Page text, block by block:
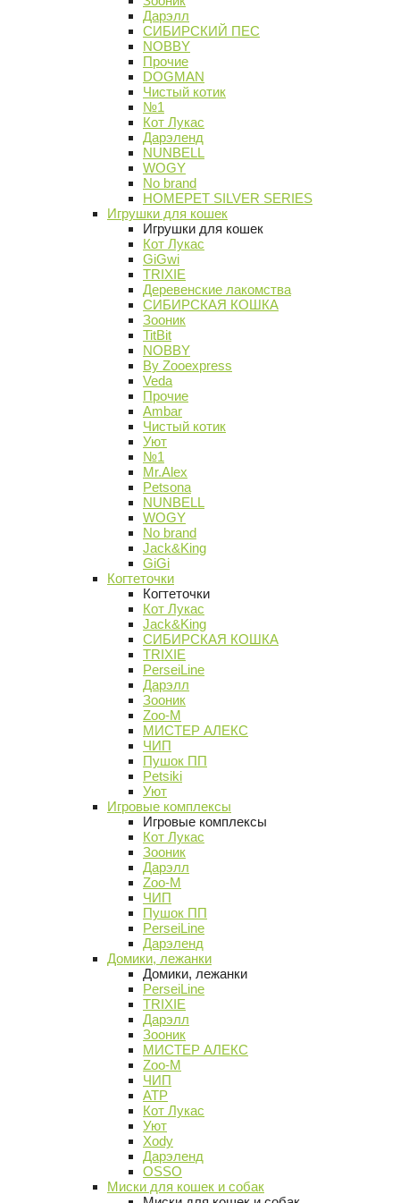
Дарэлл
СИБИРСКИЙ ПЕС
NOBBY
Прочие
DOGMAN
Чистый котик
№1
Кот Лукас
Дарэленд
NUNBELL
WOGY
No brand
HOMEPET SILVER SERIES
Игрушки для кошек
Игрушки для кошек
Кот Лукас
GiGwi
TRIXIE
Деревенские лакомства
СИБИРСКАЯ КОШКА
Зооник
TitBit
NOBBY
By Zooexpress
Veda
Прочие
Ambar
Чистый котик
Уют
№1
Mr.Alex
Petsona
NUNBELL
WOGY
No brand
Jack&King
GiGi
Когтеточки
Когтеточки
Кот Лукас
Jack&King
СИБИРСКАЯ КОШКА
TRIXIE
PerseiLine
Дарэлл
Зооник
Zoo-M
МИСТЕР АЛЕКС
ЧИП
Пушок ПП
Petsiki
Уют
Игровые комплексы
Игровые комплексы
Кот Лукас
Зооник
Дарэлл
Zoo-M
ЧИП
Пушок ПП
PerseiLine
Дарэленд
Домики, лежанки
Домики, лежанки
PerseiLine
TRIXIE
Дарэлл
Зооник
МИСТЕР АЛЕКС
Zoo-M
ЧИП
АТР
Кот Лукас
Уют
Xody
Дарэленд
OSSO
Миски для кошек и собак